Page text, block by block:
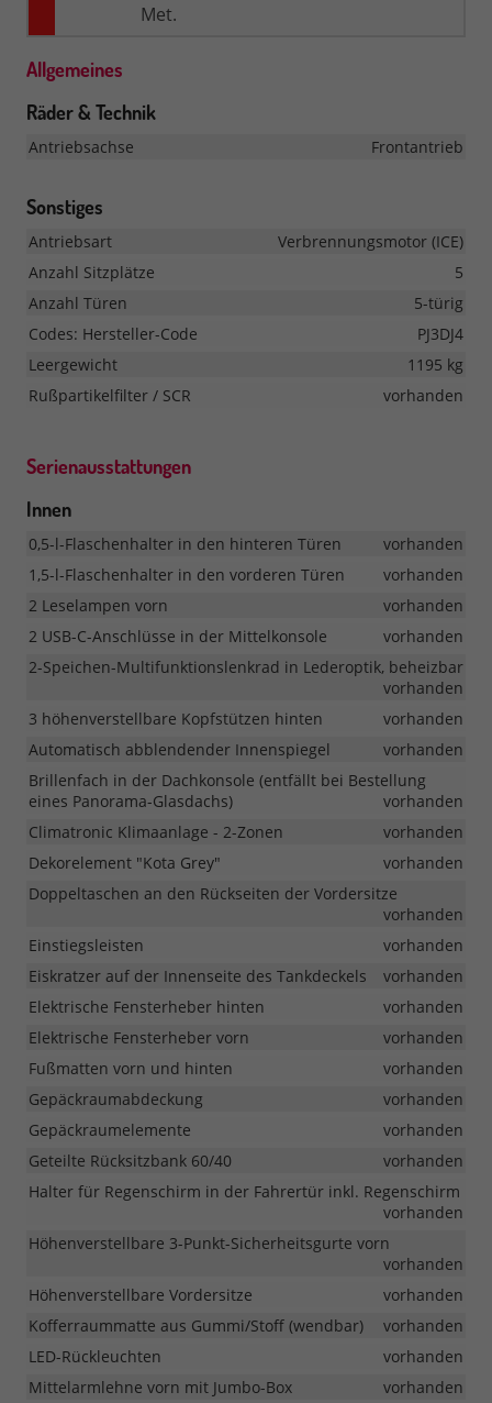
Met.
Allgemeines
Räder & Technik
Antriebsachse Frontantrieb
Sonstiges
Antriebsart
Verbrennungsmotor (ICE)
Anzahl Sitzplätze
5
Anzahl Türen
5-türig
Codes: Hersteller-Code
PJ3DJ4
Leergewicht
1195 kg
Rußpartikelfilter / SCR
vorhanden
Serienausstattungen
Innen
0,5-l-Flaschenhalter in den hinteren Türen
vorhanden
1,5-l-Flaschenhalter in den vorderen Türen
vorhanden
2 Leselampen vorn
vorhanden
2 USB-C-Anschlüsse in der Mittelkonsole
vorhanden
2-Speichen-Multifunktionslenkrad in Lederoptik, beheizbar
vorhanden
3 höhenverstellbare Kopfstützen hinten
vorhanden
Automatisch abblendender Innenspiegel
vorhanden
Brillenfach in der Dachkonsole (entfällt bei Bestellung
eines Panorama-Glasdachs)
vorhanden
Climatronic Klimaanlage - 2-Zonen
vorhanden
Dekorelement "Kota Grey"
vorhanden
Doppeltaschen an den Rückseiten der Vordersitze
vorhanden
Einstiegsleisten
vorhanden
Eiskratzer auf der Innenseite des Tankdeckels
vorhanden
Elektrische Fensterheber hinten
vorhanden
Elektrische Fensterheber vorn
vorhanden
Fußmatten vorn und hinten
vorhanden
Gepäckraumabdeckung
vorhanden
Gepäckraumelemente
vorhanden
Geteilte Rücksitzbank 60/40
vorhanden
Halter für Regenschirm in der Fahrertür inkl. Regenschirm
vorhanden
Höhenverstellbare 3-Punkt-Sicherheitsgurte vorn
vorhanden
Höhenverstellbare Vordersitze
vorhanden
Kofferraummatte aus Gummi/Stoff (wendbar)
vorhanden
LED-Rückleuchten
vorhanden
Mittelarmlehne vorn mit Jumbo-Box
vorhanden